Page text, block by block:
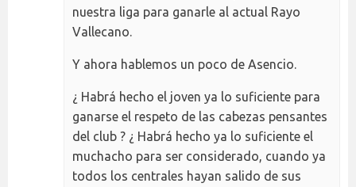
nuestra liga para ganarle al actual Rayo
Vallecano.
Y ahora hablemos un poco de Asencio.
¿ Habrá hecho el joven ya lo suficiente para
ganarse el respeto de las cabezas pensantes
del club ? ¿ Habrá hecho ya lo suficiente el
muchacho para ser considerado, cuando ya
todos los centrales hayan salido de sus